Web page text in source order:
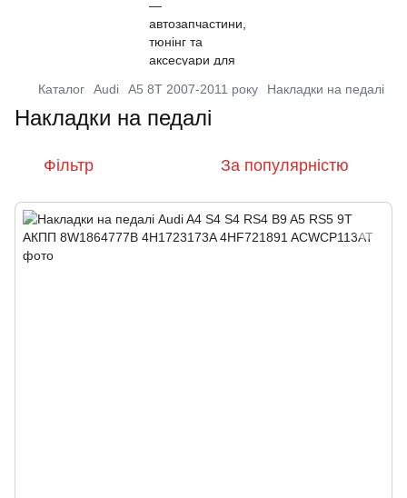
Каталог Audi A5 8T 2007-2011 року Накладки на педалі
Накладки на педалі
Фільтр За популярністю